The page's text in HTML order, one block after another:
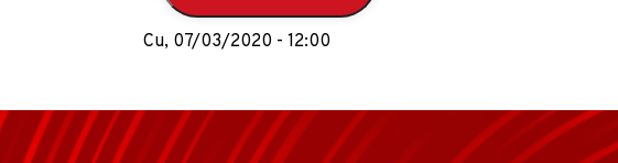
Cu, 07/03/2020 - 12:00